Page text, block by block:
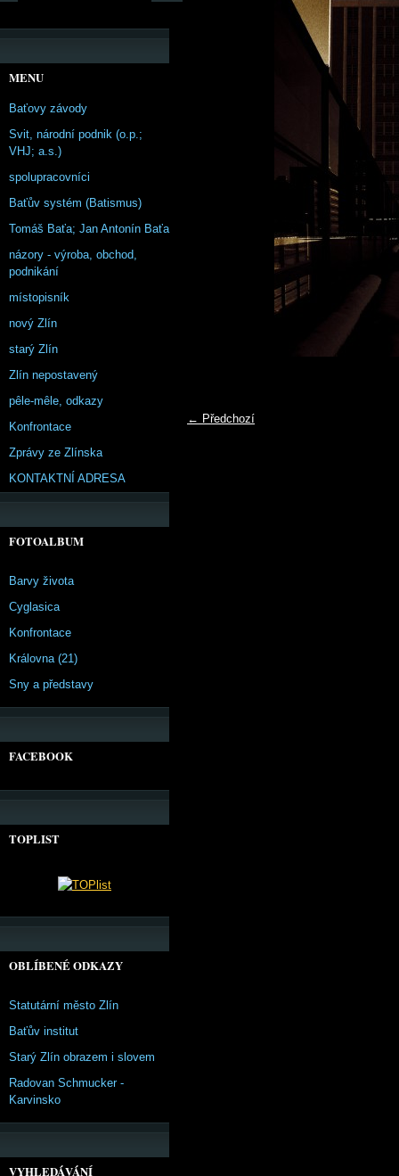
← Předchozí
MENU
Baťovy závody
Svit, národní podnik (o.p.;
VHJ; a.s.)
spolupracovníci
Baťův systém (Batismus)
Tomáš Baťa; Jan Antonín Baťa
názory - výroba, obchod,
podnikání
místopisník
nový Zlín
starý Zlín
Zlín nepostavený
pêle-mêle, odkazy
Konfrontace
Zprávy ze Zlínska
KONTAKTNÍ ADRESA
FOTOALBUM
Barvy života
Cyglasica
Konfrontace
Královna (21)
Sny a představy
FACEBOOK
TOPLIST
OBLÍBENÉ ODKAZY
Statutární město Zlín
Baťův institut
Starý Zlín obrazem i slovem
Radovan Schmucker -
Karvinsko
VYHLEDÁVÁNÍ